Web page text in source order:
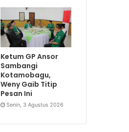
Ketum GP Ansor
Sambangi
Kotamobagu,
Weny Gaib Titip
Pesan Ini
Senin, 3 Agustus 2026